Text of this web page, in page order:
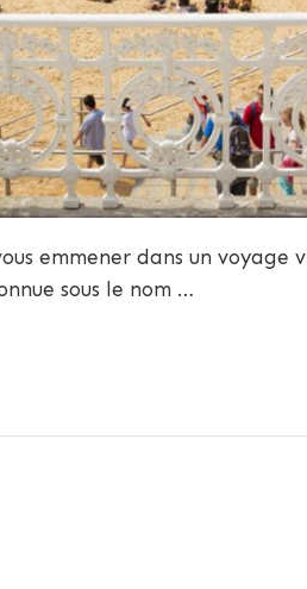
emmener dans un
sous le nom …